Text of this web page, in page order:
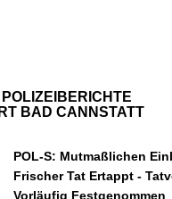
BAD CANNSTATT
POL-S: Mutmaßlichen
Frischer Tat Ertappt -
Vorläufig Festgenommen